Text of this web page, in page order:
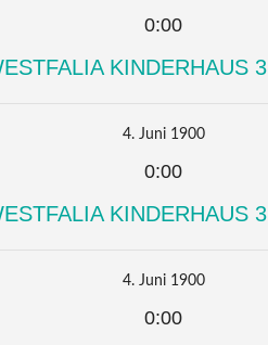
0:00
KINDERHAUS 3
4. Juni 1900
0:00
KINDERHAUS 3
4. Juni 1900
0:00